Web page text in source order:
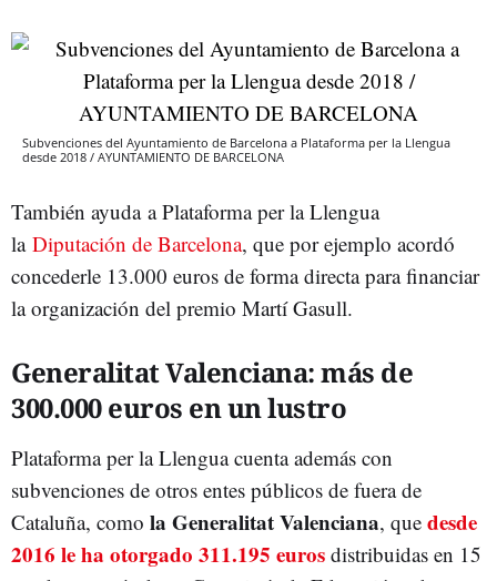
Subvenciones del Ayuntamiento de Barcelona a Plataforma per la Llengua
desde 2018 / AYUNTAMIENTO DE BARCELONA
También ayuda a Plataforma per la Llengua
la Diputación de Barcelona, que por ejemplo acordó
concederle 13.000 euros de forma directa para financiar
la organización del premio Martí Gasull.
Generalitat Valenciana: más de
300.000 euros en un lustro
Plataforma per la Llengua cuenta además con
subvenciones de otros entes públicos de fuera de
Cataluña, como la Generalitat Valenciana, que desde
2016 le ha otorgado 311.195 euros distribuidas en 15